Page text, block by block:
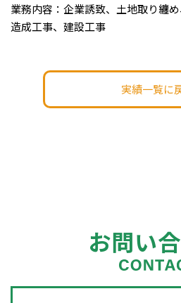
業務内容：企業誘致、土地取り纏
造成工事、建設工事
実績一覧に
お問い